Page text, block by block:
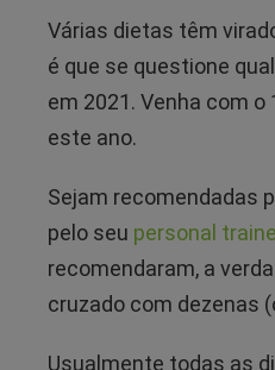
Várias dietas têm
é que se questione
em 2021. Venha com
este ano.
Sejam recomendadas
pelo seu personal
recomendaram, a
cruzado com dezenas
Usualmente todas as